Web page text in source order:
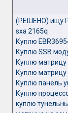
(РЕШЕНО) ищу
sxa 2165q
Куплю
Куплю SSB
Куплю матрицу
Куплю матрицу
Куплю панель
Куплю
куплю